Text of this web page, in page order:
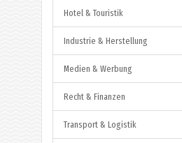
Hotel & Touristik
Industrie & Herstellung
Medien & Werbung
Recht & Finanzen
Transport & Logistik